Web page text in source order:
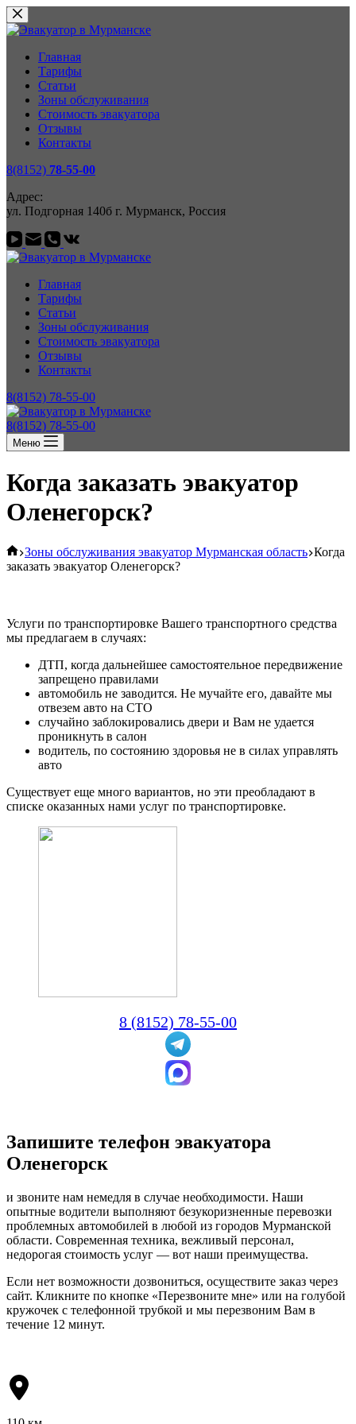
Перейти
к
Главная
Тарифы
Статьи
Зоны обслуживания
Стоимость эвакуатора
Отзывы
Контакты
8(8152) 78-55-00
Адрес:
ул. Подгорная 140б г. Мурманск, Россия
Главная
Тарифы
Статьи
Зоны обслуживания
Стоимость эвакуатора
Отзывы
Контакты
8(8152) 78-55-00
8(8152) 78-55-00
Меню
Когда заказать эвакуатор
Оленегорск?
Главная
Зоны обслуживания эвакуатор Мурманская область Когда
заказать эвакуатор Оленегорск?
Услуги по транспортировке Вашего транспортного средства
мы предлагаем в случаях:
ДТП, когда дальнейшее самостоятельное передвижение
запрещено правилами
автомобиль не заводится. Не мучайте его, давайте мы
отвезем авто на СТО
случайно заблокировались двери и Вам не удается
проникнуть в салон
водитель, по состоянию здоровья не в силах управлять
авто
Существует еще много вариантов, но эти преобладают в
списке оказанных нами услуг по транспортировке.
8 (8152) 78-55-00
Запишите телефон эвакуатора
Оленегорск
и звоните нам немедля в случае необходимости. Наши
опытные водители выполняют безукоризненные перевозки
проблемных автомобилей в любой из городов Мурманской
области. Современная техника, вежливый персонал,
недорогая стоимость услуг — вот наши преимущества.
Если нет возможности дозвониться, осуществите заказ через
сайт. Кликните по кнопке «Перезвоните мне» или на голубой
кружочек с телефонной трубкой и мы перезвоним Вам в
течение 12 минут.